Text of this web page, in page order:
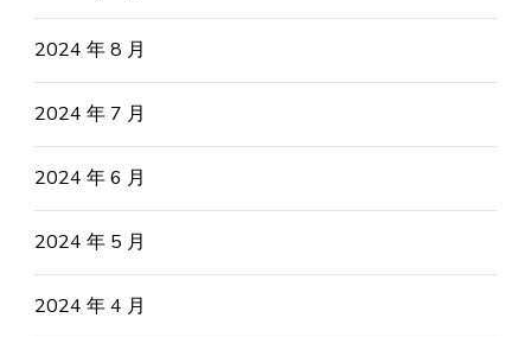
2024 年 8 月
2024 年 7 月
2024 年 6 月
2024 年 5 月
2024 年 4 月